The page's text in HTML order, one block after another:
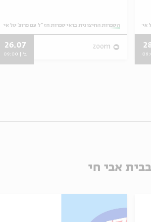
אילן מתוך:
הספרות החיצונית בראי ספרות חז"ל עם פרופ' טל אילן
zoom
26.07
ב' | 09:00
אבי חי